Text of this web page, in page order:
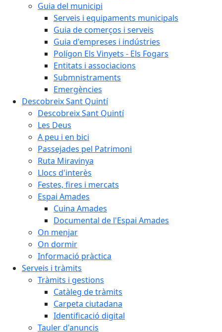
Guia del municipi
Serveis i equipaments municipals
Guia de comerços i serveis
Guia d'empreses i indústries
Polígon Els Vinyets - Els Fogars
Entitats i associacions
Submnistraments
Emergències
Descobreix Sant Quintí
Descobreix Sant Quintí
Les Deus
A peu i en bici
Passejades pel Patrimoni
Ruta Miravinya
Llocs d'interès
Festes, fires i mercats
Espai Amades
Cuina Amades
Documental de l'Espai Amades
On menjar
On dormir
Informació pràctica
Serveis i tràmits
Tràmits i gestions
Catàleg de tràmits
Carpeta ciutadana
Identificació digital
Tauler d'anuncis